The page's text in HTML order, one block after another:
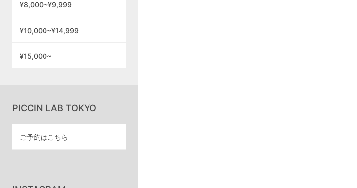
¥8,000~¥9,999
¥10,000~¥14,999
¥15,000~
PICCIN LAB TOKYO
ご予約はこちら